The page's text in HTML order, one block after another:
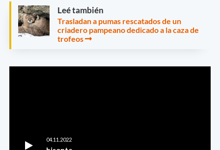
Leé también
Trasladan a pumas rescatados de un
criadero pampeano dedicado a la caza de
trofeos